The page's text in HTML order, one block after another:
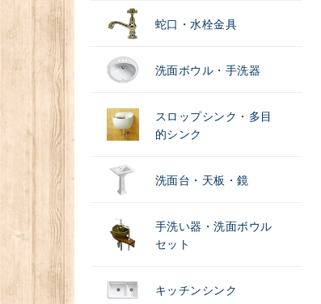
蛇口・水栓金具
洗面ボウル・手洗器
スロップシンク・多目
的シンク
洗面台・天板・鏡
手洗い器・洗面ボウル
セット
キッチンシンク